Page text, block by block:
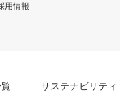
用情報
サステナビリティ